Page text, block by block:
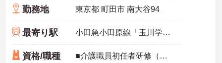
勤務地 東京都 町田市 南大谷94
最寄り駅 小田急小田原線「玉川学園前駅」徒歩18分
資格/職種 ■介護職員初任者研修（ヘルパー2級）以上 ※未経験OK